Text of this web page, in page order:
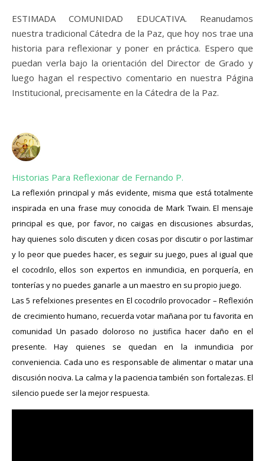
ESTIMADA COMUNIDAD EDUCATIVA. Reanudamos
nuestra tradicional Cátedra de la Paz, que hoy nos trae una
historia para reflexionar y poner en práctica. Espero que
puedan verla bajo la orientación del Director de Grado y
luego hagan el respectivo comentario en nuestra Página
Institucional, precisamente en la Cátedra de la Paz.
Historias Para Reflexionar de Fernando P.
La reflexión principal y más evidente, misma que está totalmente
inspirada en una frase muy conocida de Mark Twain. El mensaje
principal es que, por favor, no caigas en discusiones absurdas,
hay quienes solo discuten y dicen cosas por discutir o por lastimar
y lo peor que puedes hacer, es seguir su juego, pues al igual que
el cocodrilo, ellos son expertos en inmundicia, en porquería, en
tonterías y no puedes ganarle a un maestro en su propio juego.
Las 5 refelxiones presentes en El cocodrilo provocador – Reflexión
de crecimiento humano, recuerda votar mañana por tu favorita en
comunidad Un pasado doloroso no justifica hacer daño en el
presente. Hay quienes se quedan en la inmundicia por
conveniencia. Cada uno es responsable de alimentar o matar una
discusión nociva. La calma y la paciencia también son fortalezas. El
silencio puede ser la mejor respuesta.